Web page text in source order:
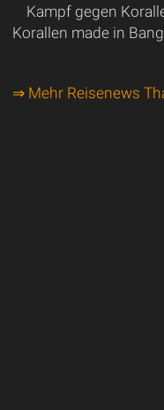
Kampf gegen
Korallen made in
⇒ Mehr Reisenews